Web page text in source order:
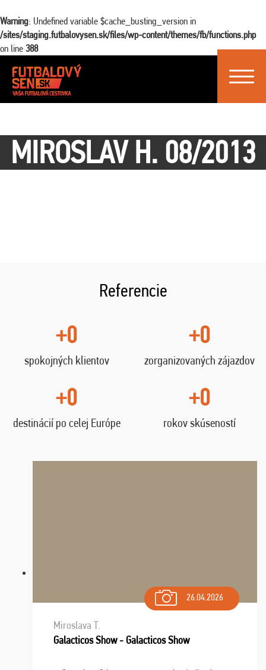
Warning: Undefined variable $cache_busting_version in
/sites/staging.futbalovysen.sk/files/wp-content/themes/fb/functions.php
on line 388
Toggle
MIROSLAV H. 08/2013
Referencie
+0
spokojných klientov
+0
zorganizovaných zájazdov
+0
destinácií po celej Európe
+0
rokov skúseností
26.04.2026
Miroslava T.
Galacticos Show - Galacticos Show